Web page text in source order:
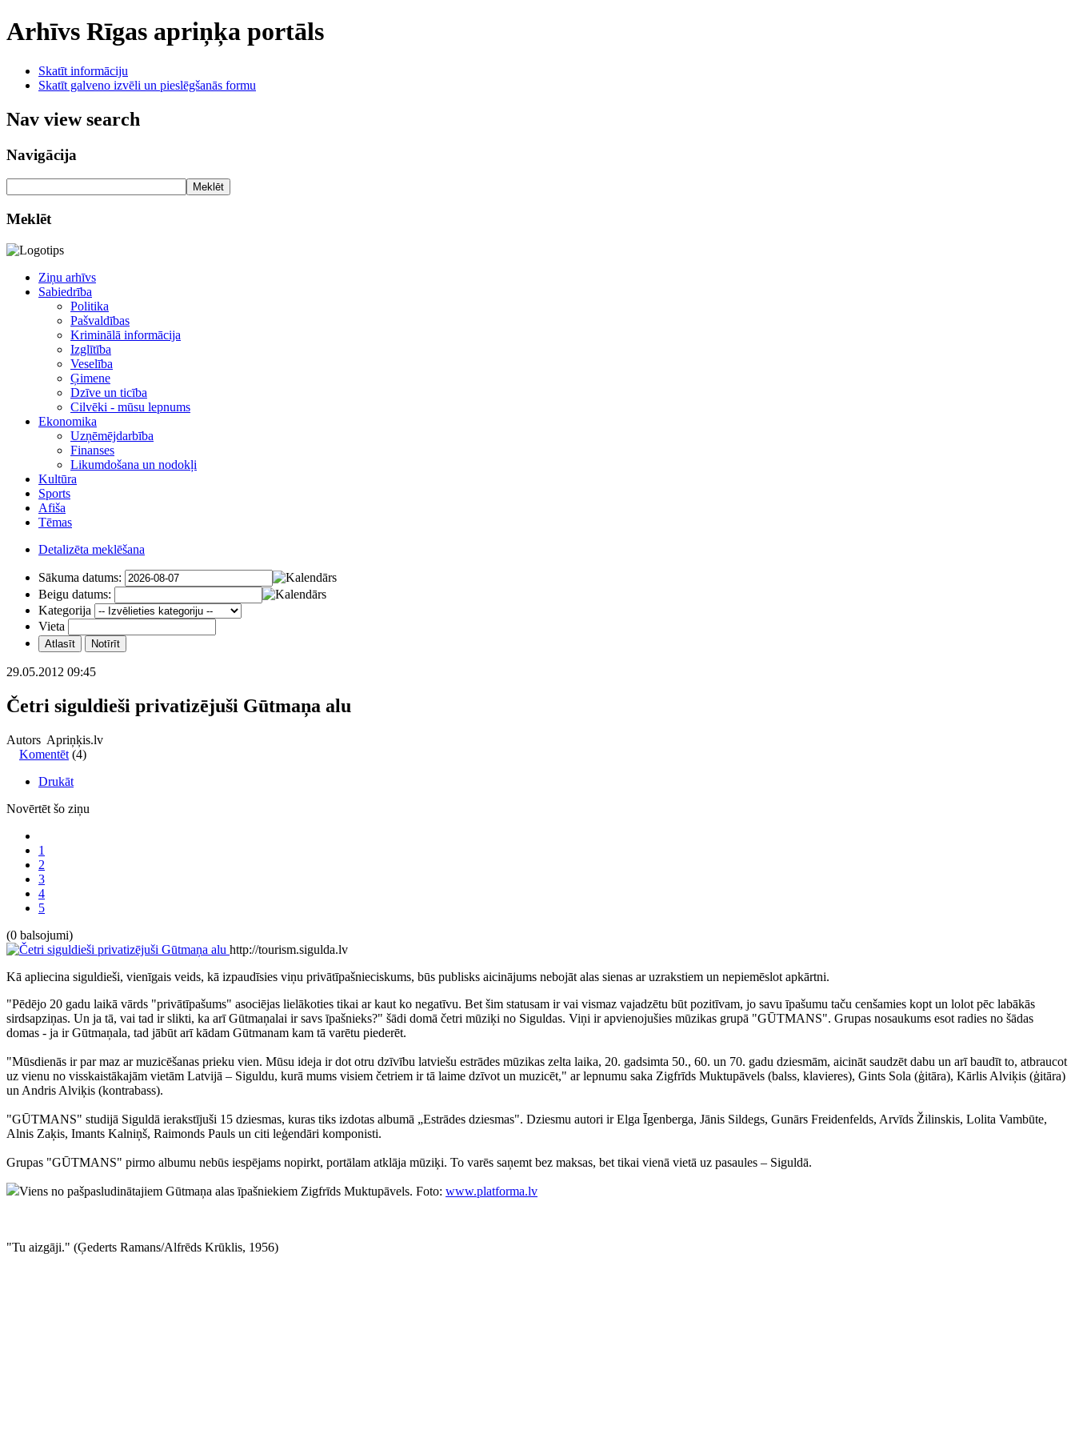
Arhīvs Rīgas apriņķa portāls
Skatīt informāciju
Skatīt galveno izvēli un pieslēgšanās formu
Nav view search
Navigācija
Meklēt
Meklēt
Ziņu arhīvs
Sabiedrība
Politika
Pašvaldības
Kriminālā informācija
Izglītība
Veselība
Ģimene
Dzīve un ticība
Cilvēki - mūsu lepnums
Ekonomika
Uzņēmējdarbība
Finanses
Likumdošana un nodokļi
Kultūra
Sports
Afiša
Tēmas
Detalizēta meklēšana
Sākuma datums:
Beigu datums:
Kategorija
Vieta
29.05.2012 09:45
Četri siguldieši privatizējuši Gūtmaņa alu
Autors Apriņķis.lv
Komentēt (4)
Drukāt
Novērtēt šo ziņu
1
2
3
4
5
(0 balsojumi)
http://tourism.sigulda.lv
Kā apliecina siguldieši, vienīgais veids, kā izpaudīsies viņu privātīpašnieciskums, būs publisks aicinājums nebojāt alas sienas ar uzrakstiem un nepiemēslot apkārtni.
"Pēdējo 20 gadu laikā vārds "privātīpašums" asociējas lielākoties tikai ar kaut ko negatīvu. Bet šim statusam ir vai vismaz vajadzētu būt pozitīvam, jo savu īpašumu taču cenšamies kopt un lolot pēc labākās
sirdsapziņas. Un ja tā, vai tad ir slikti, ka arī Gūtmaņalai ir savs īpašnieks?" šādi domā četri mūziķi no Siguldas. Viņi ir apvienojušies mūzikas grupā "GŪTMANS". Grupas nosaukums esot radies no šādas
domas - ja ir Gūtmaņala, tad jābūt arī kādam Gūtmanam kam tā varētu piederēt.
"Mūsdienās ir par maz ar muzicēšanas prieku vien. Mūsu ideja ir dot otru dzīvību latviešu estrādes mūzikas zelta laika, 20. gadsimta 50., 60. un 70. gadu dziesmām, aicināt saudzēt dabu un arī baudīt to, atbraucot
uz vienu no visskaistākajām vietām Latvijā – Siguldu, kurā mums visiem četriem ir tā laime dzīvot un muzicēt," ar lepnumu saka Zigfrīds Muktupāvels (balss, klavieres), Gints Sola (ģitāra), Kārlis Alviķis (ģitāra)
un Andris Alviķis (kontrabass).
"GŪTMANS" studijā Siguldā ierakstījuši 15 dziesmas, kuras tiks izdotas albumā „Estrādes dziesmas". Dziesmu autori ir Elga Īgenberga, Jānis Sildegs, Gunārs Freidenfelds, Arvīds Žilinskis, Lolita Vambūte,
Alnis Zaķis, Imants Kalniņš, Raimonds Pauls un citi leģendāri komponisti.
Grupas "GŪTMANS" pirmo albumu nebūs iespējams nopirkt, portālam atklāja mūziķi. To varēs saņemt bez maksas, bet tikai vienā vietā uz pasaules – Siguldā.
Viens no pašpasludinātajiem Gūtmaņa alas īpašniekiem Zigfrīds Muktupāvels. Foto: www.platforma.lv
"Tu aizgāji." (Ģederts Ramans/Alfrēds Krūklis, 1956)